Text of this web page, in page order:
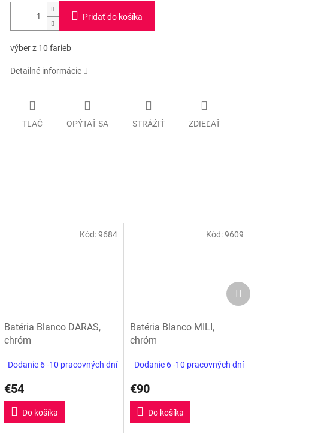
Pridať do košíka
výber z 10 farieb
Detailné informácie
TLAČ OPÝTAŤ SA STRÁŽIŤ ZDIEĽAŤ
Batéria Blanco DARAS,
chróm
Dodanie 6 -10 pracovných dní
€54
Do košíka
Kód:9684
Batéria Blanco MILI,
chróm
Dodanie 6 -10 pracovných dní
€90
Do košíka
Kód:9609
Ďalší
produkt